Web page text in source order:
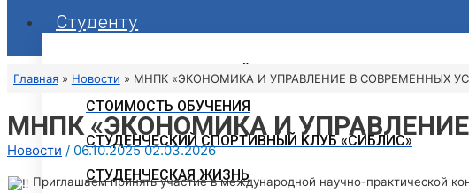
Студенту
РАСПИСАНИЕ ЗАНЯТИЙ
СТОИМОСТЬ ОБУЧЕНИЯ
СТУДЕНЧЕСКИЙ СПОРТИВНЫЙ КЛУБ «СИБЛИС»
СТУДЕНЧЕСКАЯ ЖИЗНЬ
Главная Новости МНПК «ЭКОНОМИКА И УПРАВЛЕНИЕ В СОВРЕМЕННЫХ
МНПК «ЭКОНОМИКА И
Новости / 06.10.202502.03.2026
Приглашаем принять участие в международной научно-